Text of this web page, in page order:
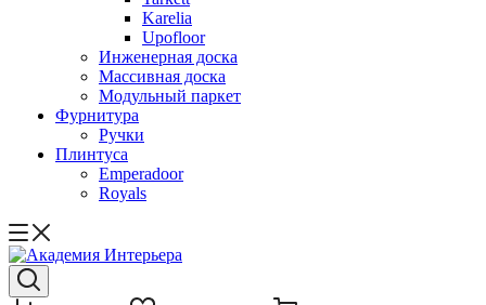
Karelia
Upofloor
Инженерная доска
Массивная доска
Модульный паркет
Фурнитура
Ручки
Плинтуса
Emperadoor
Royals